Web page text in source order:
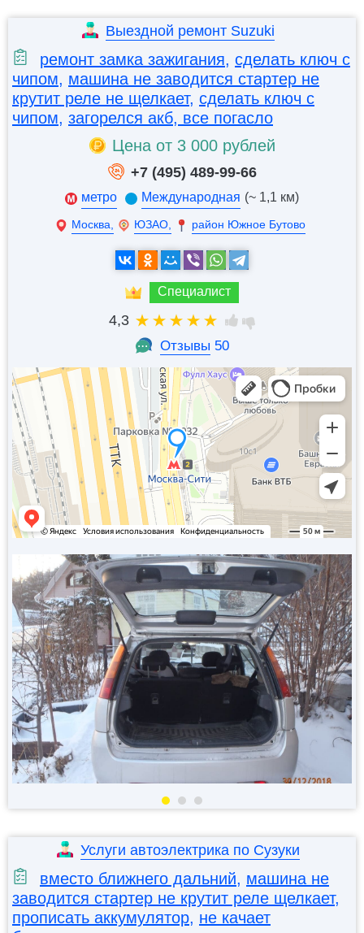
Выездной ремонт Suzuki
ремонт замка зажигания, сделать ключ с
чипом, машина не заводится стартер не
крутит реле не щелкает, сделать ключ с
чипом, загорелся акб, все погасло
Цена от 3 000 рублей
+7 (495) 489-99-66
метро Международная (~ 1,1 км)
Москва, ЮЗАО, район Южное Бутово
Специалист
4,3
Отзывы 50
Услуги автоэлектрика по Сузуки
вместо ближнего дальний, машина не
заводится стартер не крутит реле щелкает,
прописать аккумулятор, не качает